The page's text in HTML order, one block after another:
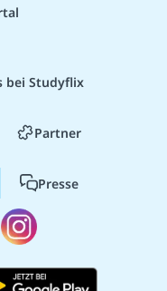
bei Studyflix
Partner
Presse